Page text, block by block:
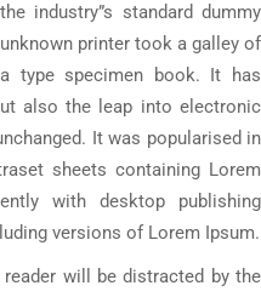
industry”s standard dummy
printer took a galley of
type specimen book. It has
also the leap into electronic
It was popularised in
sheets containing Lorem
with desktop publishing
versions of Lorem Ipsum.
will be distracted by the